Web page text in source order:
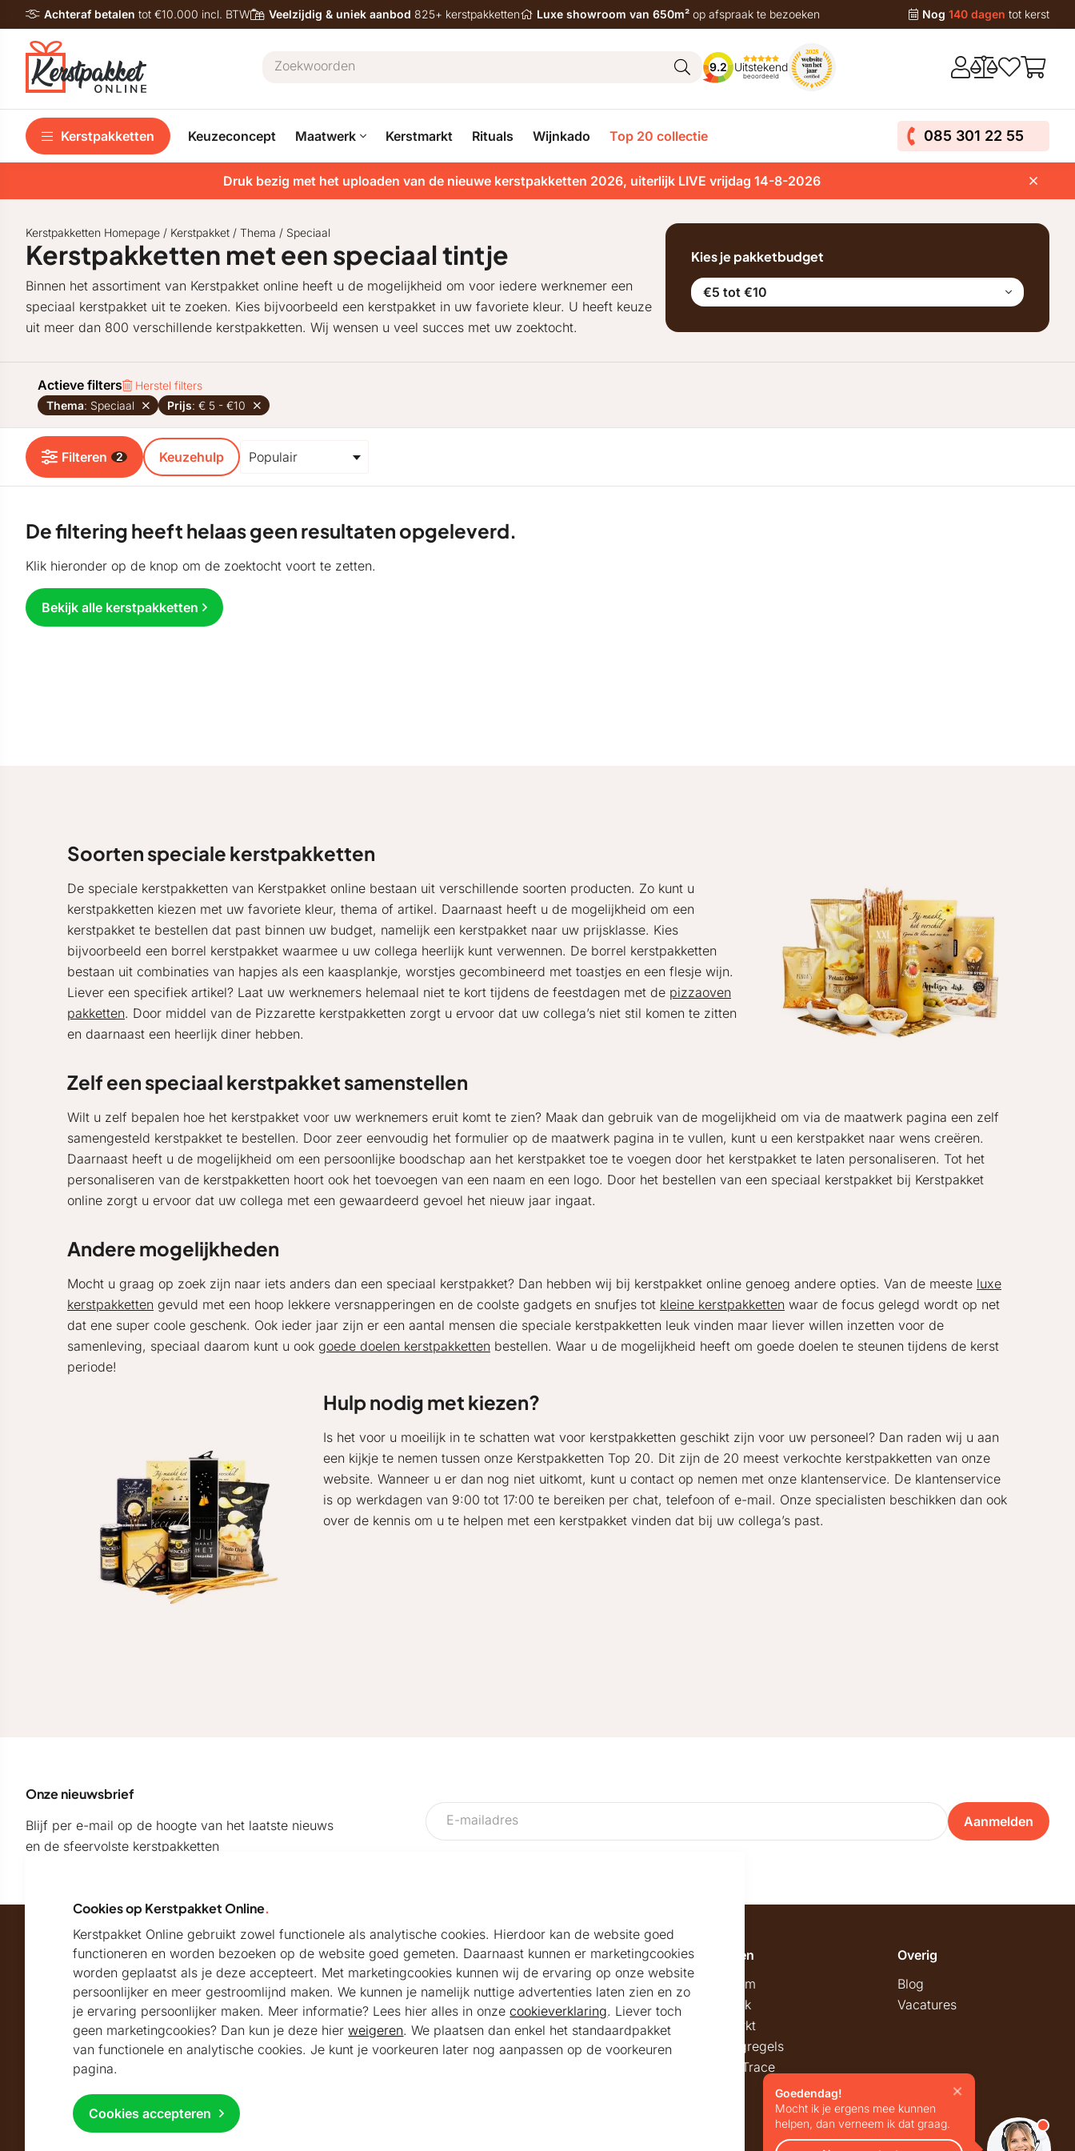
Achteraf betalen tot €10.000 incl. BTW Veelzijdig & uniek aanbod 825+ kerstpakketten Luxe showroom van 650m² op afspraak te bezoeken Nog 140 dagen tot kerst
9.2 Uitstekend
beoordeeld
Kerstpakketten Keuzeconcept Maatwerk Kerstmarkt Rituals Wijnkado Top 20 collectie 085 301 22 55
Druk bezig met het uploaden van de nieuwe kerstpakketten 2026, uiterlijk LIVE vrijdag 14-8-2026
Kerstpakketten Homepage / Kerstpakket / Thema / Speciaal
Kerstpakketten met een speciaal tintje
Binnen het assortiment van Kerstpakket online heeft u de mogelijkheid om voor iedere werknemer een
speciaal kerstpakket uit te zoeken. Kies bijvoorbeeld een kerstpakket in uw favoriete kleur. U heeft keuze
uit meer dan 800 verschillende kerstpakketten. Wij wensen u veel succes met uw zoektocht.
Kies je pakketbudget
€5 tot €10
Actieve filters
Herstel filters
Thema: Speciaal Prijs: € 5 - €10
Filteren 2 Keuzehulp
De filtering heeft helaas geen resultaten opgeleverd.
Klik hieronder op de knop om de zoektocht voort te zetten.
Bekijk alle kerstpakketten
Soorten speciale kerstpakketten
De speciale kerstpakketten van Kerstpakket online bestaan uit verschillende soorten producten. Zo kunt u
kerstpakketten kiezen met uw favoriete kleur, thema of artikel. Daarnaast heeft u de mogelijkheid om een
kerstpakket te bestellen dat past binnen uw budget, namelijk een kerstpakket naar uw prijsklasse. Kies
bijvoorbeeld een borrel kerstpakket waarmee u uw collega heerlijk kunt verwennen. De borrel kerstpakketten
bestaan uit combinaties van hapjes als een kaasplankje, worstjes gecombineerd met toastjes en een flesje wijn.
Liever een specifiek artikel? Laat uw werknemers helemaal niet te kort tijdens de feestdagen met de pizzaoven
pakketten. Door middel van de Pizzarette kerstpakketten zorgt u ervoor dat uw collega’s niet stil komen te zitten
en daarnaast een heerlijk diner hebben.
Zelf een speciaal kerstpakket samenstellen
Wilt u zelf bepalen hoe het kerstpakket voor uw werknemers eruit komt te zien? Maak dan gebruik van de mogelijkheid om via de maatwerk pagina een zelf
samengesteld kerstpakket te bestellen. Door zeer eenvoudig het formulier op de maatwerk pagina in te vullen, kunt u een kerstpakket naar wens creëren.
Daarnaast heeft u de mogelijkheid om een persoonlijke boodschap aan het kerstpakket toe te voegen door het kerstpakket te laten personaliseren. Tot het
personaliseren van de kerstpakketten hoort ook het toevoegen van een naam en een logo. Door het bestellen van een speciaal kerstpakket bij Kerstpakket
online zorgt u ervoor dat uw collega met een gewaardeerd gevoel het nieuw jaar ingaat.
Andere mogelijkheden
Mocht u graag op zoek zijn naar iets anders dan een speciaal kerstpakket? Dan hebben wij bij kerstpakket online genoeg andere opties. Van de meeste luxe
kerstpakketten gevuld met een hoop lekkere versnapperingen en de coolste gadgets en snufjes tot kleine kerstpakketten waar de focus gelegd wordt op net
dat ene super coole geschenk. Ook ieder jaar zijn er een aantal mensen die speciale kerstpakketten leuk vinden maar liever willen inzetten voor de
samenleving, speciaal daarom kunt u ook goede doelen kerstpakketten bestellen. Waar u de mogelijkheid heeft om goede doelen te steunen tijdens de kerst
periode!
Hulp nodig met kiezen?
Is het voor u moeilijk in te schatten wat voor kerstpakketten geschikt zijn voor uw personeel? Dan raden wij u aan
een kijkje te nemen tussen onze Kerstpakketten Top 20. Dit zijn de 20 meest verkochte kerstpakketten van onze
website. Wanneer u er dan nog niet uitkomt, kunt u contact op nemen met onze klantenservice. De klantenservice
is op werkdagen van 9:00 tot 17:00 te bereiken per chat, telefoon of e-mail. Onze specialisten beschikken dan ook
over de kennis om u te helpen met een kerstpakket vinden dat bij uw collega’s past.
Onze nieuwsbrief
Blijf per e-mail op de hoogte van het laatste nieuws
en de sfeervolste kerstpakketten
Aanmelden
Maatschappelijk partner van
Beoordeeld met
Uitstekend
beoordeeld
Volg ons
Helpdesk
Veelgestelde vragen
Klantenservice
Bel ons
085 301 22 55 (NL)
Algemeen
Showroom
Maatwerk
Kerstmarkt
Belastingregels
Track & Trace
Overig
Blog
Vacatures
Goedendag!
Mocht ik je ergens mee kunnen
helpen, dan verneem ik dat graag.
Cookies op Kerstpakket Online.
Kerstpakket Online gebruikt zowel functionele als analytische cookies. Hierdoor kan de website goed
functioneren en worden bezoeken op de website goed gemeten. Daarnaast kunnen er marketingcookies
worden geplaatst als je deze accepteert. Met marketingcookies kunnen wij de ervaring op onze website
persoonlijker en meer gestroomlijnd maken. We kunnen je namelijk nuttige advertenties laten zien en zo
je ervaring persoonlijker maken. Meer informatie? Lees hier alles in onze cookieverklaring. Liever toch
geen marketingcookies? Dan kun je deze hierweigeren. We plaatsen dan enkel het standaardpakket
van functionele en analytische cookies. Je kunt je voorkeuren later nog aanpassen op de voorkeuren
pagina.
Cookies accepteren